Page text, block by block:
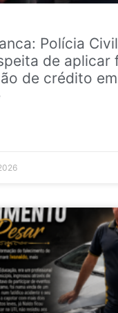
Polícia
de aplicar
de crédito em